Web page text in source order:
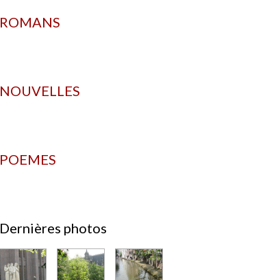
ROMANS
NOUVELLES
POEMES
Dernières photos